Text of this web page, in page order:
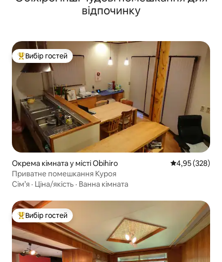
відпочинку
Топ вибір гостей
Вибір гостей
Окрема кімната у місті Obihiro Середня
4,95 (328)
Приватне помешкання Куроя
Сім’я · Ціна/якість · Ванна кімната
Топ вибір гостей
Вибір гостей